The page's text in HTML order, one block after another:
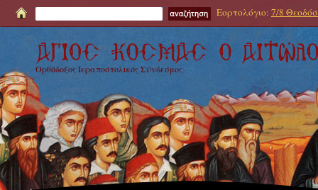
Εορτολόγιο: 7/8
Ορθόδοξος Ιεραποστολικός Σύνδεσμος